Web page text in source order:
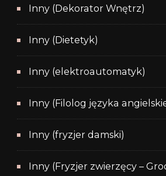
Inny (Dekorator Wnętrz)
Inny (Dietetyk)
Inny (elektroautomatyk)
Inny (Filolog języka
Inny (fryzjer damski)
Inny (Fryzjer zwierzęcy –